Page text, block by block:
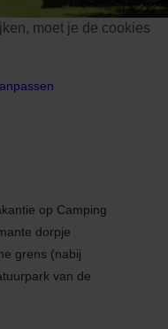
moet je de cookies
op Camping
dorpje
grens (nabij
van de